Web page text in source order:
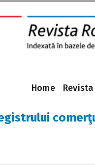
Home Revista